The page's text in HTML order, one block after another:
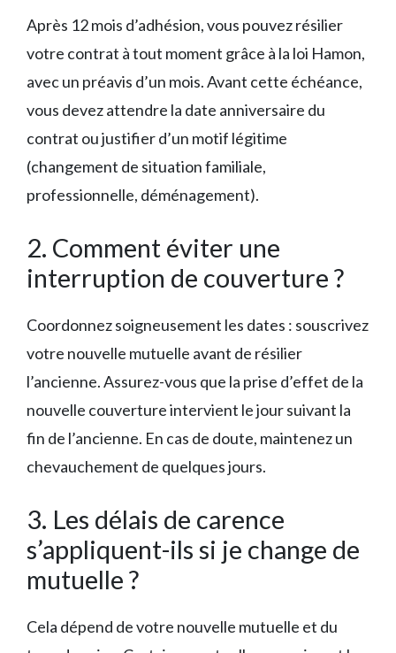
Après 12 mois d’adhésion, vous pouvez résilier
votre contrat à tout moment grâce à la loi Hamon,
avec un préavis d’un mois. Avant cette échéance,
vous devez attendre la date anniversaire du
contrat ou justifier d’un motif légitime
(changement de situation familiale,
professionnelle, déménagement).
2. Comment éviter une
interruption de couverture ?
Coordonnez soigneusement les dates : souscrivez
votre nouvelle mutuelle avant de résilier
l’ancienne. Assurez-vous que la prise d’effet de la
nouvelle couverture intervient le jour suivant la
fin de l’ancienne. En cas de doute, maintenez un
chevauchement de quelques jours.
3. Les délais de carence
s’appliquent-ils si je change de
mutuelle ?
Cela dépend de votre nouvelle mutuelle et du